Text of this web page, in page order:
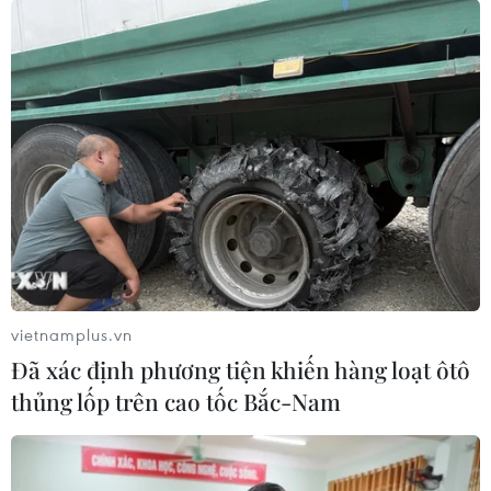
17/07/2026 06:09
Tìm ra cơ chế gây bệnh
ung thư xương hiếm gặp
17/07/2026 01:05
Tìm lời giải cho xu hướng
gia tăng ung thư phổi ở
người trẻ không hút thuốc
17/07/2026 01:00
vietnamplus.vn
Đã xác định phương tiện khiến hàng loạt ôtô
thủng lốp trên cao tốc Bắc-Nam